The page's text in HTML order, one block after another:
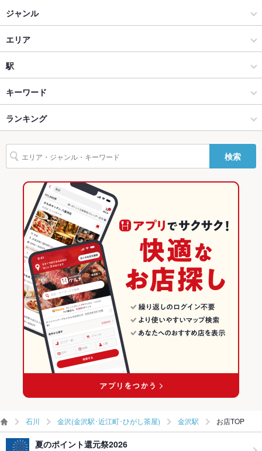
テラス席
貸切
貸切不可 ：貸切も人数によって承ります。お気軽にお電話下さ
設備
Wi-Fi
バリアフリ
ー
駐車場 なし ：お近くのコインパーキングをご利用下さいませ。
その他設備 －
飲み放題 あり ：60分1500円～
食べ放題 あり ：サムギョプサル食べ放題コース4500円～
カクテル充実、焼酎充実、日本酒充実
お子様連れ お子様連れOK ：2階禁煙席のみ
ウェディン
グパーティ
ー二次会
ご予算によってコース承ります。
可
ジャンル
焼肉・ホルモン
焼肉
金沢(金沢駅･近江町･ひがし茶屋) × 焼肉・ホルモン
金沢(金沢駅･近江町･ひがし茶屋) × 焼肉
金沢駅 × 焼肉・ホルモン
金沢駅 × 焼肉
エリア
金沢駅
金沢駅 × 焼肉・ホルモン
金沢駅 × 焼肉
石川
石川 × 焼肉・ホルモン
石川 × 焼肉
駅
金沢駅
キーワード
エビ料理 ビビンバ
ランキング
石川のグルメランキング
石川の焼肉・ホルモンランキング
金沢(金沢駅･近江町･ひがし茶屋)のグルメランキング
金沢(金沢駅･近江町･ひがし茶屋)の焼肉・ホルモンランキング
金沢駅のグルメランキング
金沢駅の焼肉・ホルモンランキング
検索
石川 金沢(金沢駅･近江町･ひがし茶屋) 金沢駅 お店TOP
夏のポイント還元祭2026